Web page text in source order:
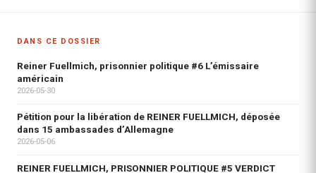
DANS CE DOSSIER
Reiner Fuellmich, prisonnier politique #6 L’émissaire
américain
2026-05-30
Pétition pour la libération de REINER FUELLMICH, déposée
dans 15 ambassades d’Allemagne
2026-05-06
REINER FUELLMICH, PRISONNIER POLITIQUE #5 VERDICT